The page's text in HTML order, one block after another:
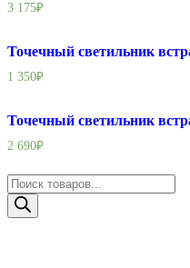
3 175₽
Точечный светильник
1 350₽
Точечный светильник
2 690₽
Поиск
товаров